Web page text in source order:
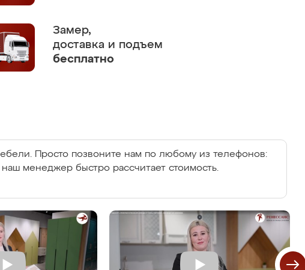
Замер,
доставка и подъем
бесплатно
Просто позвоните нам по любому из телефонов:
наш менеджер быстро рассчитает стоимость.